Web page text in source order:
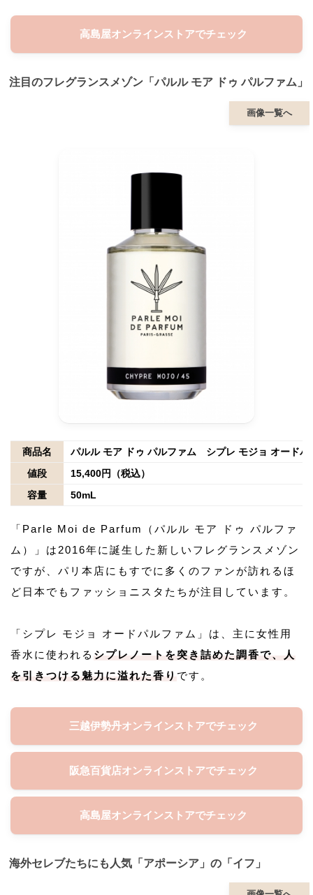
高島屋オンラインストアでチェック
注目のフレグランスメゾン「パルル モア ドゥ パルファム」
画像一覧へ
商品名
パルル モア ドゥ パルファム シプレ モジョ オードパ
値段
15,400円（税込）
容量
50mL
「Parle Moi de Parfum（パルル モア ドゥ パルファ
ム）」は2016年に誕生した新しいフレグランスメゾン
ですが、パリ本店にもすでに多くのファンが訪れるほ
ど日本でもファッショニスタたちが注目しています。
「シプレ モジョ オードパルファム」は、主に女性用
香水に使われる シプレノートを突き詰めた調香で、人
を引きつける魅力に溢れた香り です。
三越伊勢丹オンラインストアでチェック
阪急百貨店オンラインストアでチェック
高島屋オンラインストアでチェック
海外セレブたちにも人気「アポーシア」の「イフ」